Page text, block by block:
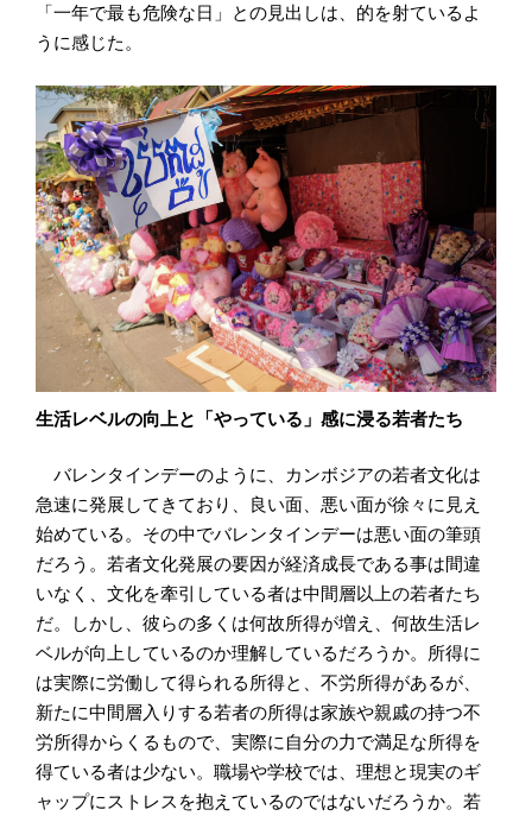
「一年で最も危険な日」との見出しは、的を射ているよ
うに感じた。
生活レベルの向上と「やっている」感に浸る若者たち
バレンタインデーのように、カンボジアの若者文化は
急速に発展してきており、良い面、悪い面が徐々に見え
始めている。その中でバレンタインデーは悪い面の筆頭
だろう。若者文化発展の要因が経済成長である事は間違
いなく、文化を牽引している者は中間層以上の若者たち
だ。しかし、彼らの多くは何故所得が増え、何故生活レ
ベルが向上しているのか理解しているだろうか。所得に
は実際に労働して得られる所得と、不労所得があるが、
新たに中間層入りする若者の所得は家族や親戚の持つ不
労所得からくるもので、実際に自分の力で満足な所得を
得ている者は少ない。職場や学校では、理想と現実のギ
ャップにストレスを抱えているのではないだろうか。若